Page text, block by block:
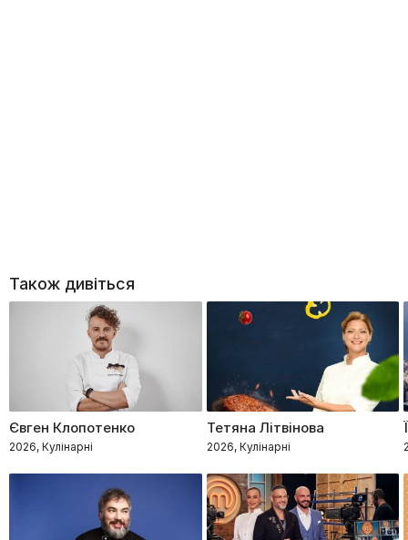
Також дивіться
Євген Клопотенко
2026, Кулінарні
Тетяна Літвінова
2026, Кулінарні